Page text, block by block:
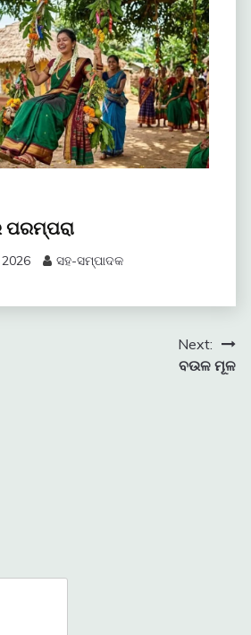
ପରମ୍ପରା
2026 ସହ-ସମ୍ପାଦକ
Next:
ବଉଳ ମୂଳ